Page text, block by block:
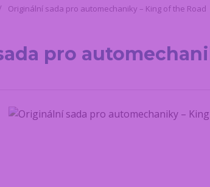
Originální sada pro automechaniky – King of the Road
pro